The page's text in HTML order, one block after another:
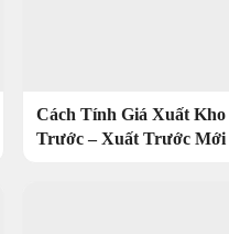
Cách Tính Giá Xuất
Trước – Xuất Trước Mới